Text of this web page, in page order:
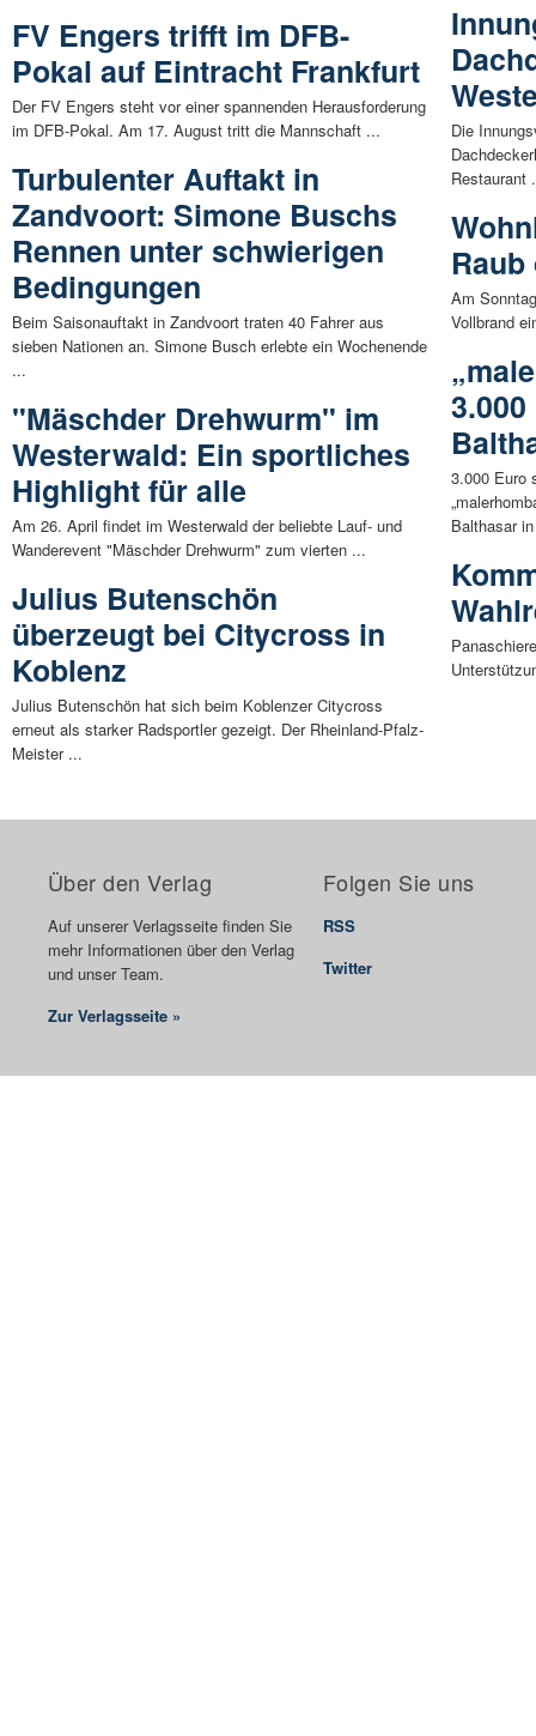
FV Engers trifft im DFB-
Pokal auf Eintracht Frankfurt
Der FV Engers steht vor einer spannenden Herausforderung
im DFB-Pokal. Am 17. August tritt die Mannschaft ...
Turbulenter Auftakt in
Zandvoort: Simone Buschs
Rennen unter schwierigen
Bedingungen
Beim Saisonauftakt in Zandvoort traten 40 Fahrer aus
sieben Nationen an. Simone Busch erlebte ein Wochenende
...
"Mäschder Drehwurm" im
Westerwald: Ein sportliches
Highlight für alle
Am 26. April findet im Westerwald der beliebte Lauf- und
Wanderevent "Mäschder Drehwurm" zum vierten ...
Julius Butenschön
überzeugt bei Citycross in
Koblenz
Julius Butenschön hat sich beim Koblenzer Citycross
erneut als starker Radsportler gezeigt. Der Rheinland-Pfalz-
Meister ...
Die
Restaurant
Am
Vollbrand
3.000 Euro
Balthasar
Über den Verlag
Auf unserer Verlagsseite finden Sie
mehr Informationen über den Verlag
und unser Team.
Zur Verlagsseite »
Folgen Sie uns
RSS
Twitter